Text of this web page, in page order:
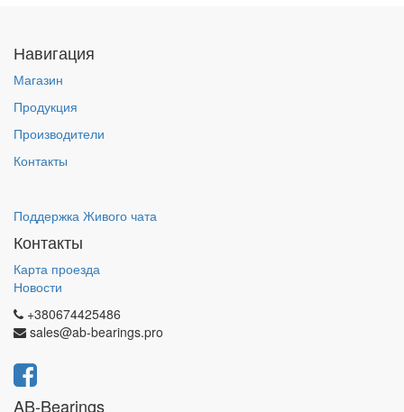
Навигация
Магазин
Продукция
Производители
Контакты
Поддержка Живого чата
Контакты
Карта проезда
Новости
+380674425486
sales@ab-bearings.pro
AB-Bearings